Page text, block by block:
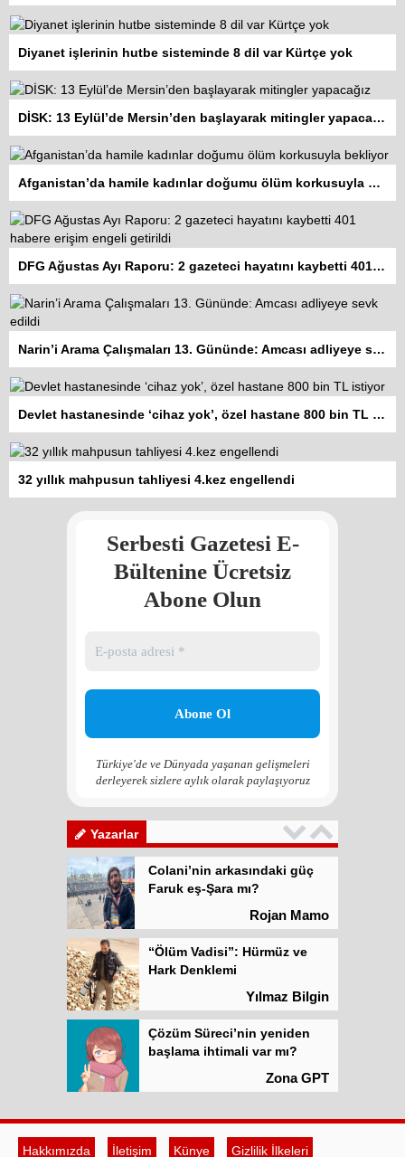
Diyanet işlerinin hutbe sisteminde 8 dil var Kürtçe yok
DİSK: 13 Eylül’de Mersin’den başlayarak mitingler yapacağız
Afganistan’da hamile kadınlar doğumu ölüm korkusuyla bekliyor
DFG Ağustas Ayı Raporu: 2 gazeteci hayatını kaybetti 401 habere erişim engeli getirildi
Narin’i Arama Çalışmaları 13. Gününde: Amcası adliyeye sevk edildi
Devlet hastanesinde ‘cihaz yok’, özel hastane 800 bin TL istiyor
32 yıllık mahpusun tahliyesi 4.kez engellendi
Serbesti Gazetesi E-
Bültenine Ücretsiz
Abone Olun
Türkiye'de ve Dünyada yaşanan gelişmeleri
derleyerek sizlere aylık olarak paylaşıyoruz
Yazarlar
Kadına şiddet “Devlet” eliyle
meşrulaştırılıyor
Atilla Yüceak
Colani’nin arkasındaki güç
Faruk eş-Şara mı?
Hark Denklemi
Çözüm Süreci’nin yeniden
Kadına şiddet “Devlet” eliyle
meşrulaştırılıyor
Atilla Yüceak
Colani’nin arkasındaki güç
Faruk eş-Şara mı?
Rojan Mamo
“Ölüm Vadisi”: Hürmüz ve
Hark Denklemi
Yılmaz Bilgin
Çözüm Süreci’nin yeniden
başlama ihtimali var mı?
Zona GPT
Hakkımızda İletişim Künye Gizlilik İlkeleri